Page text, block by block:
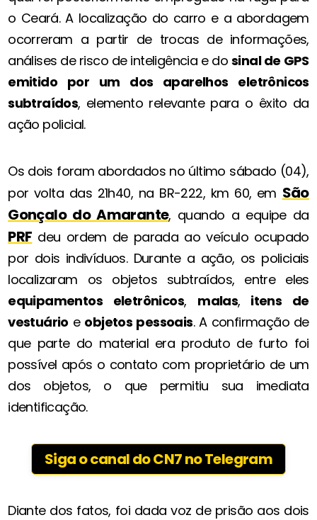
o Ceará. A localização do carro e a abordagem
ocorreram a partir de trocas de informações,
análises de risco de inteligência e dosinal de GPS
emitido por um dos aparelhos eletrônicos
subtraídos, elemento relevante para o êxito da
ação policial.
Os dois foram abordados no último sábado (04),
por volta das 21h40, na BR-222, km 60, em São
Gonçalo do Amarante, quando a equipe da
PRF deu ordem de parada ao veículo ocupado
por dois indivíduos. Durante a ação, os policiais
localizaram os objetos subtraídos, entre eles
equipamentos eletrônicos, malas, itens de
vestuário e objetos pessoais. A confirmação de
que parte do material era produto de furto foi
possível após o contato com proprietário de um
dos objetos, o que permitiu sua imediata
identificação.
Siga o canal do CN7 no Telegram
Diante dos fatos, foi dada voz de prisão aos dois